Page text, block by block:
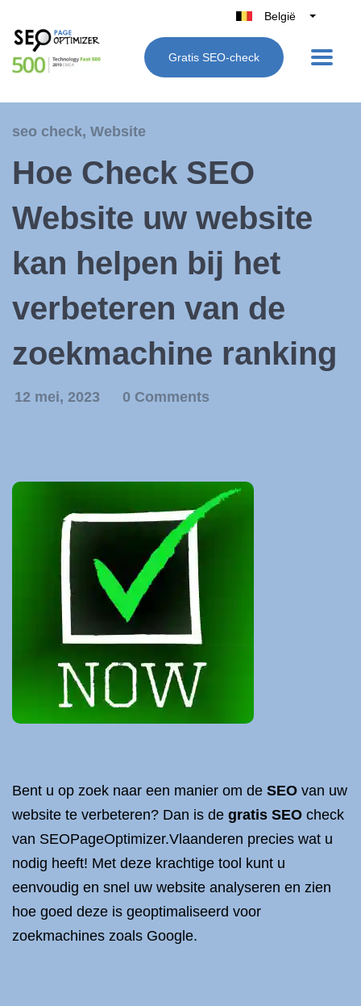
België
Belgique
Nederland
Gratis SEO-check
seo check, Website
Hoe Check SEO
Website uw website
kan helpen bij het
verbeteren van de
zoekmachine ranking
12 mei, 2023 0 Comments
Bent u op zoek naar een manier om de SEO van uw
website te verbeteren? Dan is de gratis SEO check
van SEOPageOptimizer.Vlaanderen precies wat u
nodig heeft! Met deze krachtige tool kunt u
eenvoudig en snel uw website analyseren en zien
hoe goed deze is geoptimaliseerd voor
zoekmachines zoals Google.